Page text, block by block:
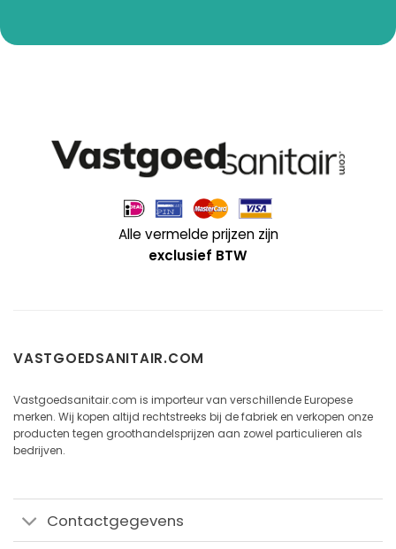
Alle vermelde prijzen zijn
exclusief BTW
VASTGOEDSANITAIR.COM
Vastgoedsanitair.com is importeur van verschillende Europese
merken. Wij kopen altijd rechtstreeks bij de fabriek en verkopen onze
producten tegen groothandelsprijzen aan zowel particulieren als
bedrijven.
Contactgegevens